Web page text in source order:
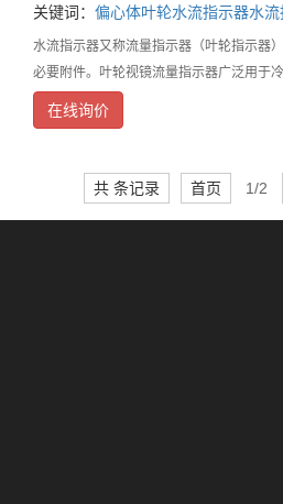
关键词： 偏心体叶轮水流指示器水
水流指示器又称流量指示器（叶轮指示器
必要附件。叶轮视镜流量指示器广泛用于
统、石油、化工、化纤、医药、食品等工
体、气体、蒸汽等介质的流动反应情况，是
在线询价
共 条记录 首页 1/2